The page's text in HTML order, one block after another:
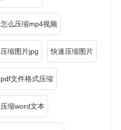
怎么压缩mp4视频
压缩图片jpg 快速压缩图片
pdf文件格式压缩
压缩word文本